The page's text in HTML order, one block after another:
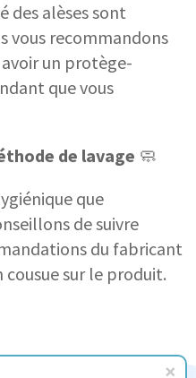
des alèses sont
vous recommandons
un protège-
que vous
de lavage 🧼
que
de suivre
du fabricant
sur le produit.